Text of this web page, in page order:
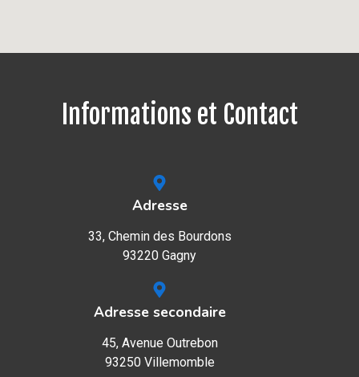
Informations et Contact
Adresse
33, Chemin des Bourdons
93220 Gagny
Adresse secondaire
45, Avenue Outrebon
93250 Villemomble